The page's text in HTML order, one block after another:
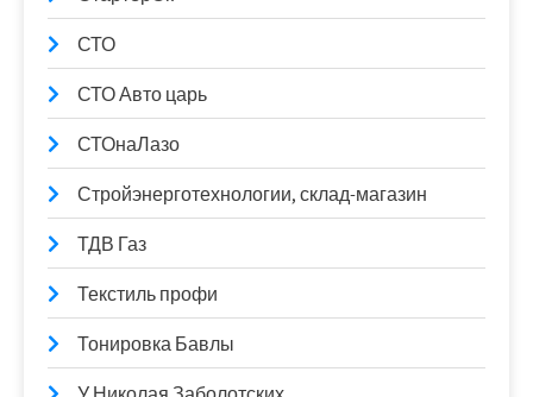
СТО
СТО Авто царь
СТОнаЛазо
Стройэнерготехнологии, склад-магазин
ТДВ Газ
Текстиль профи
Тонировка Бавлы